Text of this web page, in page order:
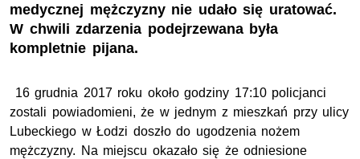
medycznej mężczyzny nie udało się uratować.
W chwili zdarzenia podejrzewana była
kompletnie pijana.
16 grudnia 2017 roku około godziny 17:10 policjanci
zostali powiadomieni, że w jednym z mieszkań przy ulicy
Lubeckiego w Łodzi doszło do ugodzenia nożem
mężczyzny. Na miejscu okazało się że odniesione